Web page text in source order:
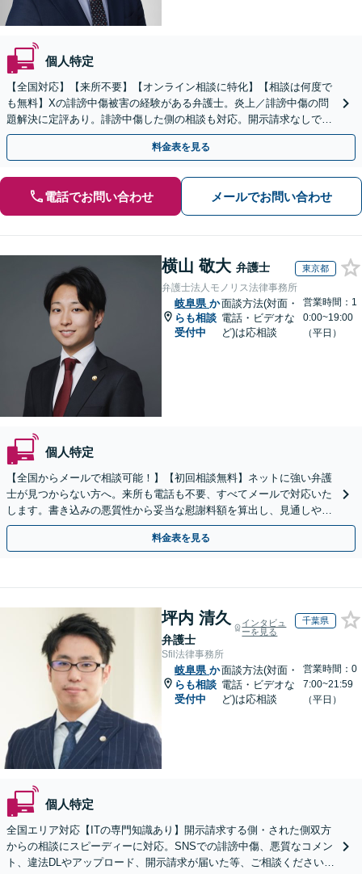
個人特定
【全国対応】【来所不要】【オンライン相談に特化】【相談は何度で
も無料】Xの誹謗中傷被害の経験がある弁護士。炎上／誹謗中傷の問
題解決に定評あり。誹謗中傷した側の相談も対応。開示請求なしで本
人の特定ができる場合もあり。
料金表を見る
電話でお問い合わせ メールでお問い合わせ
横山 敬大 弁護士 東京都
弁護士法人モノリス法律事務所
岐阜県 か
らも相談
受付中
面談方法(対面・
電話・ビデオな
ど)は応相談
営業時間：1
0:00~19:00
（平日）
個人特定
【全国からメールで相談可能！】【初回相談無料】ネットに強い弁護
士が見つからない方へ。来所も電話も不要、すべてメールで対応いた
します。書き込みの悪質性から妥当な慰謝料額を算出し、見通しや費
用面のリスクも包み隠さずお伝えしサポートします。
料金表を見る
坪内 清久
弁護士
インタビュ
ーを見る
千葉県
Sfil法律事務所
岐阜県 か
らも相談
受付中
面談方法(対面・
電話・ビデオな
ど)は応相談
営業時間：0
7:00~21:59
（平日）
個人特定
全国エリア対応【ITの専門知識あり】開示請求する側・された側双方
からの相談にスピーディーに対応。SNSでの誹謗中傷、悪質なコメン
ト、違法DLやアップロード、開示請求が届いた等、ご相談ください